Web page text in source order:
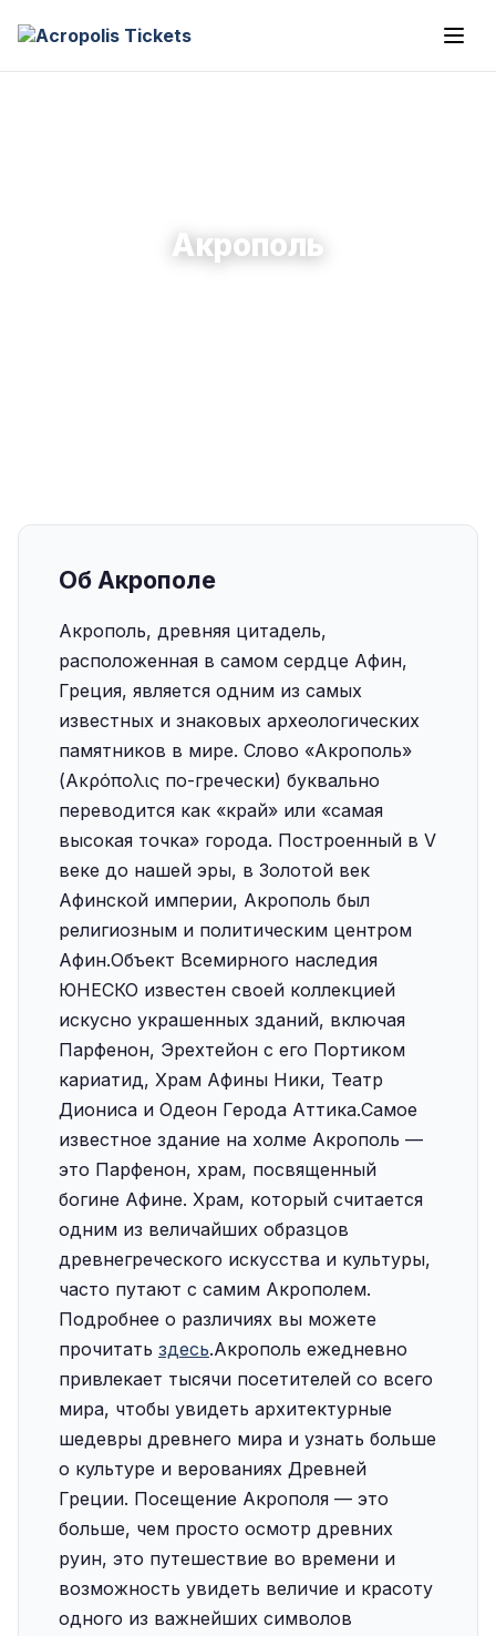
Акрополь
Об Акрополе
Акрополь, древняя цитадель,
расположенная в самом сердце Афин,
Греция, является одним из самых
известных и знаковых археологических
памятников в мире. Слово «Акрополь»
(Ακρόπολις по-гречески) буквально
переводится как «край» или «самая
высокая точка» города. Построенный в V
веке до нашей эры, в Золотой век
Афинской империи, Акрополь был
религиозным и политическим центром
Афин.‍Объект Всемирного наследия
ЮНЕСКО известен своей коллекцией
искусно украшенных зданий, включая
Парфенон, Эрехтейон с его Портиком
кариатид, Храм Афины Ники, Театр
Диониса и Одеон Герода Аттика.Самое
известное здание на холме Акрополь —
это Парфенон, храм, посвященный
богине Афине. Храм, который считается
одним из величайших образцов
древнегреческого искусства и культуры,
часто путают с самим Акрополем.
Подробнее о различиях вы можете
прочитать здесь.‍Акрополь ежедневно
привлекает тысячи посетителей со всего
мира, чтобы увидеть архитектурные
шедевры древнего мира и узнать больше
о культуре и верованиях Древней
Греции. Посещение Акрополя — это
больше, чем просто осмотр древних
руин, это путешествие во времени и
возможность увидеть величие и красоту
одного из важнейших символов